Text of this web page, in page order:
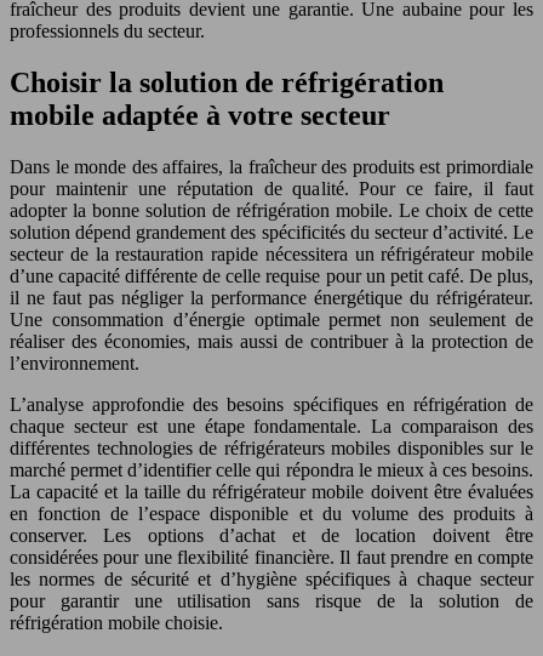
fraîcheur des produits devient une garantie. Une aubaine pour les
professionnels du secteur.
Choisir la solution de réfrigération
mobile adaptée à votre secteur
Dans le monde des affaires, la fraîcheur des produits est primordiale
pour maintenir une réputation de qualité. Pour ce faire, il faut
adopter la bonne solution de réfrigération mobile. Le choix de cette
solution dépend grandement des spécificités du secteur d’activité. Le
secteur de la restauration rapide nécessitera un réfrigérateur mobile
d’une capacité différente de celle requise pour un petit café. De plus,
il ne faut pas négliger la performance énergétique du réfrigérateur.
Une consommation d’énergie optimale permet non seulement de
réaliser des économies, mais aussi de contribuer à la protection de
l’environnement.
L’analyse approfondie des besoins spécifiques en réfrigération de
chaque secteur est une étape fondamentale. La comparaison des
différentes technologies de réfrigérateurs mobiles disponibles sur le
marché permet d’identifier celle qui répondra le mieux à ces besoins.
La capacité et la taille du réfrigérateur mobile doivent être évaluées
en fonction de l’espace disponible et du volume des produits à
conserver. Les options d’achat et de location doivent être
considérées pour une flexibilité financière. Il faut prendre en compte
les normes de sécurité et d’hygiène spécifiques à chaque secteur
pour garantir une utilisation sans risque de la solution de
réfrigération mobile choisie.